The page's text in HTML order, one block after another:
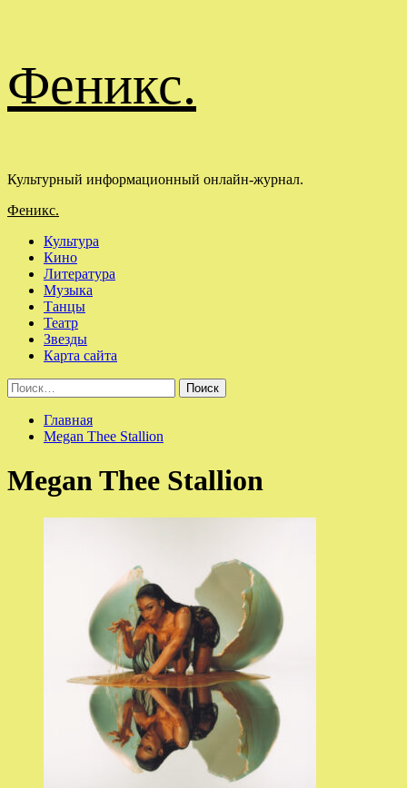
к
содержимому
Феникс.
Культурный информационный онлайн-журнал.
Основное
Феникс.
Культура
Кино
Литература
Музыка
Танцы
Театр
Звезды
Карта сайта
Найти:
Главная
Megan Thee Stallion
Megan Thee Stallion